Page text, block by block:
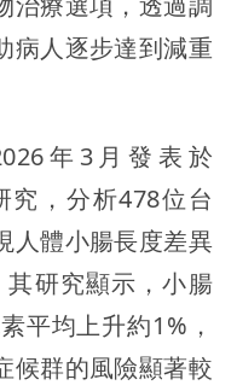
病人逐步達到減重
年3月發表於
究，分析478位台
人體小腸長度差異
研究顯示，小腸
平均上升約1%，
候群的風險顯著較